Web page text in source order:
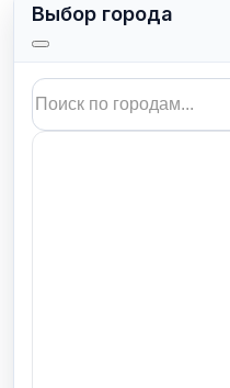
Выбор города